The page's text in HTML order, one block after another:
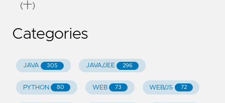
(十)
Categories
JAVA 305 JAVA/JEE 296
PYTHON 80 WEB 73 WEB/JS 72